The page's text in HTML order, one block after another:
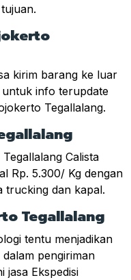
kirim barang ke luar
info terupdate
Tegallalang.
Calista
Rp. 5.300/ Kg dengan
trucking dan kapal.
Tegallalang
tentu menjadikan
pengiriman
jasa Ekspedisi